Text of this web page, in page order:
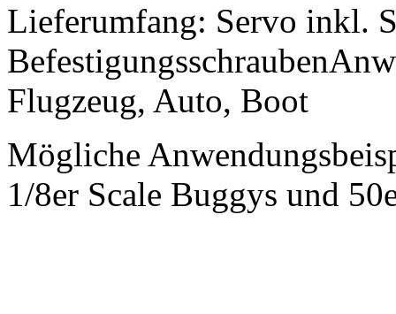
Lieferumfang: Servo inkl.
Flugzeug, Auto, Boot
Mögliche
1/8er Scale Buggys und